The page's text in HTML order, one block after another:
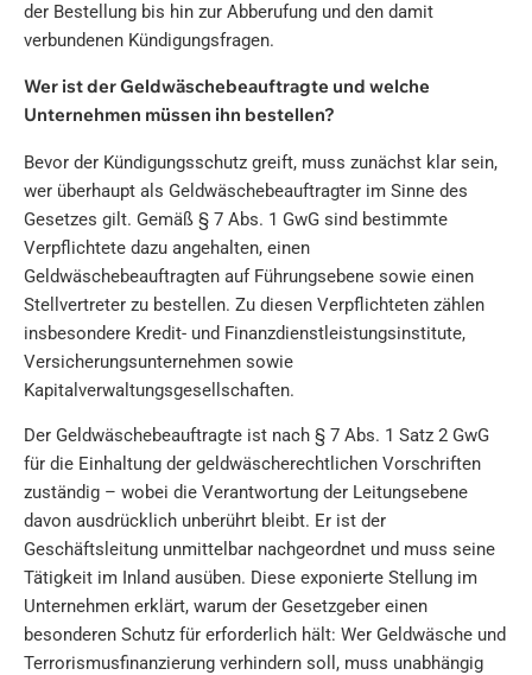
der Bestellung bis hin zur Abberufung und den damit
verbundenen Kündigungsfragen.
Wer ist der Geldwäschebeauftragte und welche
Unternehmen müssen ihn bestellen?
Bevor der Kündigungsschutz greift, muss zunächst klar sein,
wer überhaupt als Geldwäschebeauftragter im Sinne des
Gesetzes gilt. Gemäß § 7 Abs. 1 GwG sind bestimmte
Verpflichtete dazu angehalten, einen
Geldwäschebeauftragten auf Führungsebene sowie einen
Stellvertreter zu bestellen. Zu diesen Verpflichteten zählen
insbesondere Kredit- und Finanzdienstleistungsinstitute,
Versicherungsunternehmen sowie
Kapitalverwaltungsgesellschaften.
Der Geldwäschebeauftragte ist nach § 7 Abs. 1 Satz 2 GwG
für die Einhaltung der geldwäscherechtlichen Vorschriften
zuständig – wobei die Verantwortung der Leitungsebene
davon ausdrücklich unberührt bleibt. Er ist der
Geschäftsleitung unmittelbar nachgeordnet und muss seine
Tätigkeit im Inland ausüben. Diese exponierte Stellung im
Unternehmen erklärt, warum der Gesetzgeber einen
besonderen Schutz für erforderlich hält: Wer Geldwäsche und
Terrorismusfinanzierung verhindern soll, muss unabhängig